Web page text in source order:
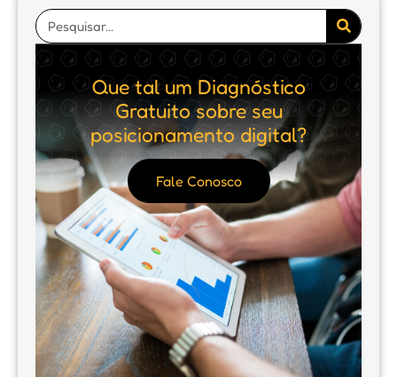
Que tal um Diagnóstico
Gratuito sobre seu
posicionamento digital?
Fale Conosco